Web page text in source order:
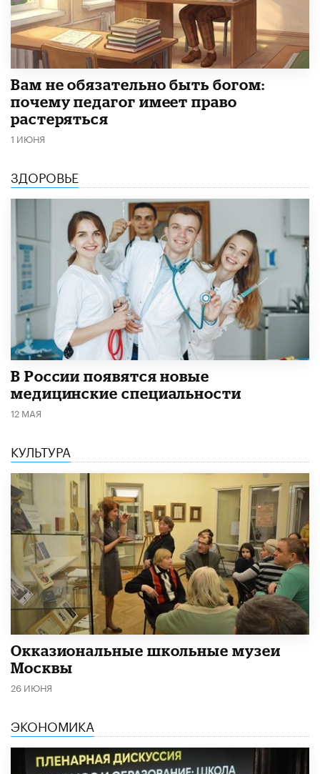
​Вам не обязательно быть богом:
почему педагог имеет право
растеряться
1 ИЮНЯ
ЗДОРОВЬЕ
В России появятся новые
медицинские специальности
12 МАЯ
КУЛЬТУРА
​Окказиональные школьные музеи
Москвы
26 ИЮНЯ
ЭКОНОМИКА